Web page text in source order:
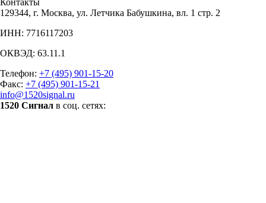
Контакты
129344, г. Москва, ул. Летчика Бабушкина, вл. 1 стр. 2
ИНН: 7716117203
ОКВЭД: 63.11.1
Телефон: +7 (495) 901-15-20
Факс: +7 (495) 901-15-21
info@1520signal.ru
1520 Сигнал в соц. сетях: